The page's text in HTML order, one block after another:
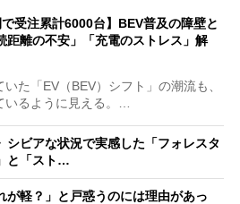
で受注累計6000台】BEV普及の障壁と
距離の不安」「充電のストレス」解
た「EV（BEV）シフト」の潮流も、
るように見える。…
シビアな状況で実感した「フォレスタ
と「スト…
が軽？」と戸惑うのには理由があっ